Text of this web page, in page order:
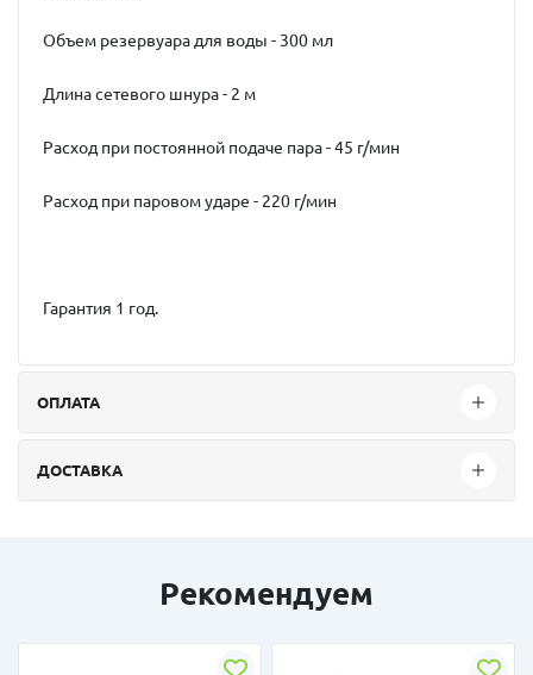
Объeм резервуара для воды - 300 мл
Длина сетевого шнура - 2 м
Расход при постоянной подаче пара - 45 г/мин
Расход при паровом ударе - 220 г/мин
Гарантия 1 год.
ОПЛАТА
ДОСТАВКА
Рекомендуем